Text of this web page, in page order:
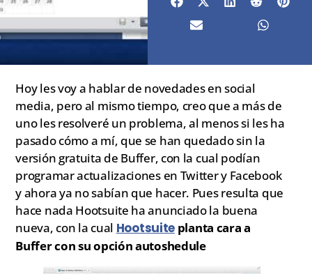
Hoy les voy a hablar de novedades en social
media, pero al mismo tiempo, creo que a más de
uno les resolveré un problema, al menos si les ha
pasado cómo a mí, que se han quedado sin la
versión gratuita de Buffer, con la cual podían
programar actualizaciones en Twitter y Facebook
y ahora ya no sabían que hacer. Pues resulta que
hace nada Hootsuite ha anunciado la buena
nueva, con la cual Hootsuite planta cara a
Buffer con su opción autoshedule